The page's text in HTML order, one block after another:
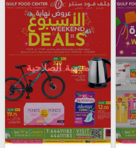
منتهية الصلاحية